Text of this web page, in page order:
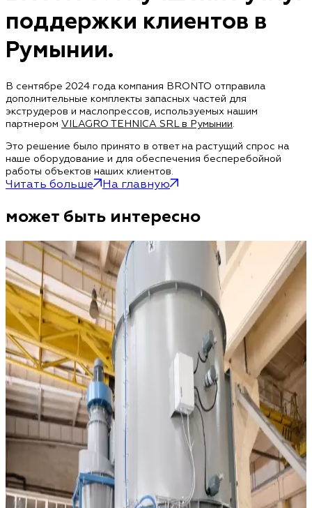
поддержки клиентов в
Румынии.
В сентябре 2024 года компания BRONTO отправила
дополнительные комплекты запасных частей для
экструдеров и маслопрессов, используемых нашим
партнером VILAGRO TEHNICA SRL в Румынии
Это решение было принято в ответ на растущий спрос на
наше оборудование и для обеспечения бесперебойной
работы объектов наших клиентов.
Читать больше На главную
может быть интересно